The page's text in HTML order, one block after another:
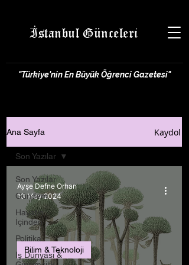
İstanbul Günceleri
"Türkiye'nin En Büyük Öğrenci Gazetesi"
Ana Sayfa Kaydol
Son Yazılar
Gündem
Hayatın
İçinden
Politika
İş Dünyası &
Son Yazılar
Bilim & Teknoloji
Ayşe Defne Orhan
13 May 2024